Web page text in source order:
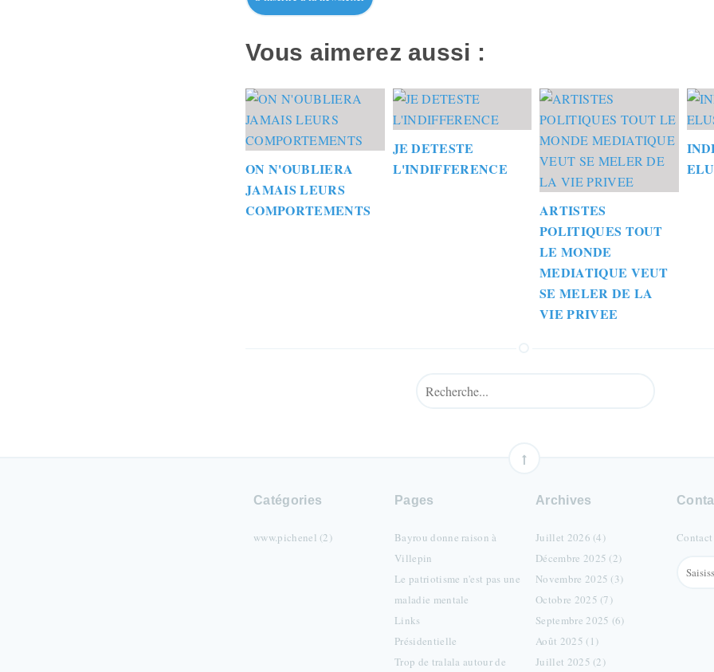
Vous aimerez aussi :
ON N'OUBLIERA
JAMAIS LEURS
COMPORTEMENTS
JE DETESTE
L'INDIFFERENCE
ARTISTES
POLITIQUES TOUT
LE MONDE
MEDIATIQUE VEUT
SE MELER DE LA
VIE PRIVEE
Catégories
www.pichenel (2)
Pages
Bayrou donne raison à
Villepin
Le patriotisme n'est pas une
maladie mentale
Links
Présidentielle
Trop de tralala autour de
Archives
Juillet 2026 (4)
Décembre 2025 (2)
Novembre 2025 (3)
Octobre 2025 (7)
Septembre 2025 (6)
Août 2025 (1)
Juillet 2025 (2)
Contact